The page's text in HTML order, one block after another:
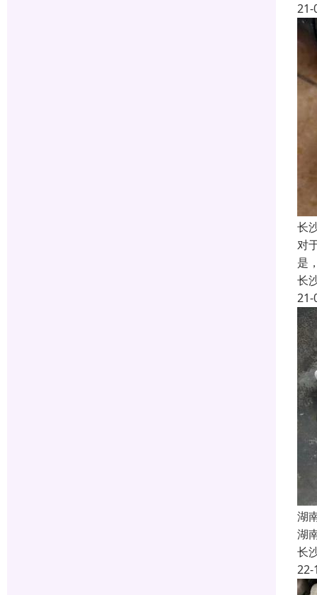
21-
长
对
是
长
21-
湖
湖
长
22-